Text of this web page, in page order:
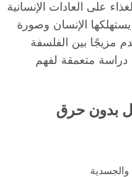
على العادات الإنسانية
الإنسان وصورة
مزيجًا بين الفلسفة
دراسة متعمقة لفهم
بدون حرق
والجسدية